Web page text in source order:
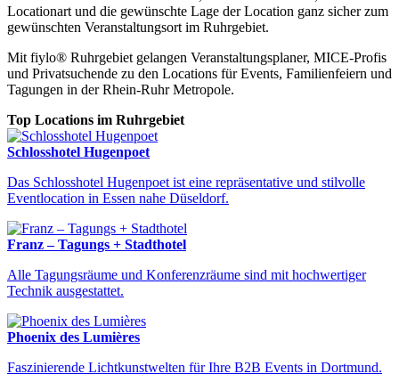
Finden Sie Ihre perfekte Eventlocation im Ruhrgebiet
Locationart und die gewünschte Lage der Location ganz sicher zum
gewünschten Veranstaltungsort im Ruhrgebiet.
Mit fiylo® Ruhrgebiet gelangen Veranstaltungsplaner, MICE-Profis
und Privatsuchende zu den Locations für Events, Familienfeiern und
Tagungen in der Rhein-Ruhr Metropole.
Top Locations im Ruhrgebiet
Schlosshotel Hugenpoet
Das Schlosshotel Hugenpoet ist eine repräsentative und stilvolle
Eventlocation in Essen nahe Düseldorf.
Franz – Tagungs + Stadthotel
Alle Tagungsräume und Konferenzräume sind mit hochwertiger
Technik ausgestattet.
Phoenix des Lumières
Faszinierende Lichtkunstwelten für Ihre B2B Events in Dortmund.